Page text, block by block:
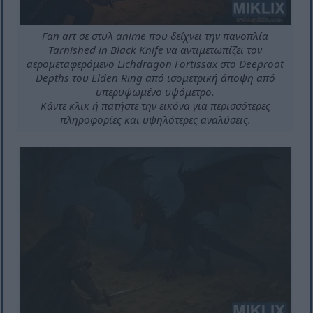
Fan art σε στυλ anime που δείχνει την πανοπλία
Tarnished in Black Knife να αντιμετωπίζει τον
αερομεταφερόμενο Lichdragon Fortissax στο Deeproot
Depths του Elden Ring από ισομετρική άποψη από
υπερυψωμένο υψόμετρο.
Κάντε κλικ ή πατήστε την εικόνα για περισσότερες
πληροφορίες και υψηλότερες αναλύσεις.